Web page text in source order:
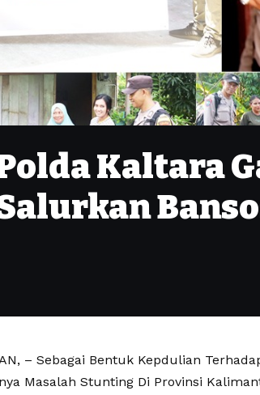
Kaltara
– Sebagai Bentuk Kepdulian
Masalah Stunting Di Provinsi